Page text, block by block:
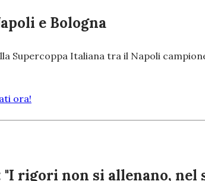
e Bologna
Supercoppa Italiana tra il Napoli
ora!
rigori non si allenano, nel